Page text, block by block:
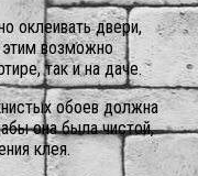
оклеивать двери,
возможно
так и на даче.
обоев должна
она была чистой,
клея.